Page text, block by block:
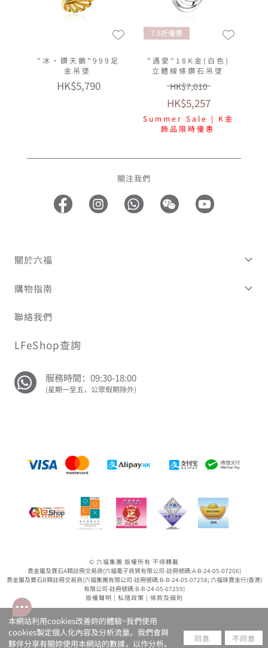
"冰‧鑽天鵝"999足
金吊墜
HK$5,790
7.5折優惠
"遇愛"18K金(白色)
立體線條鑽石吊墜
HK$7,010
HK$5,257
Summer Sale | K金
飾品限時優惠
關注我們
關於六福
購物指南
聯絡我們
LFeShop查詢
服務時間：09:30-18:00
(星期一至五，公眾假期除外)
© 六福集團 版權所有 不得轉載
貴金屬及寶石A類註冊交易商(六福電子商貿有限公司-註冊號碼:A-B-24-05-07206)
貴金屬及寶石B類註冊交易商(六福集團有限公司-註冊號碼:B-B-24-05-07258; 六福珠寶金行(香港)
有限公司-註冊號碼:B-B-24-05-07259)
版權聲明 | 私隱政策 | 條款及細則
本網站利用cookies改善妳的體驗￮我們使用
cookies製定個人化內容及分析流量。我們會與
夥伴分享有關妳使用本網站的數據，以作分析。
同意 不同意